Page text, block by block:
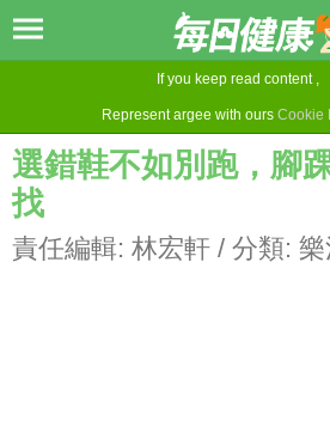
If you keep read content ,
Represent argee with ours Cookie
選錯鞋不如別跑，腳
找
責任編輯: 林宏軒 / 分類: